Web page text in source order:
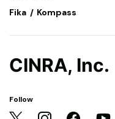
Fika Kompass
CINRA, Inc.
Follow